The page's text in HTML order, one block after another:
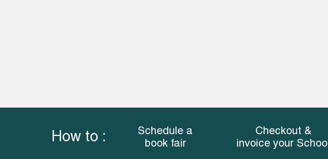
How to :
Schedule a
book fair
Checkout &
invoice your School